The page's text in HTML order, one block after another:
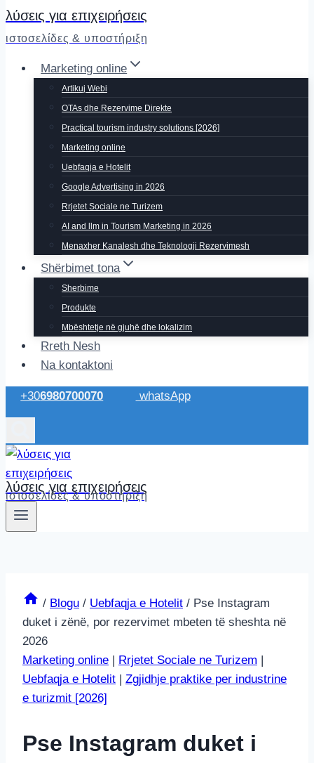
λύσεις για επιχειρήσεις
ιστοσελίδες & υποστήριξη
Marketing online
Artikuj Webi
OTAs dhe Rezervime Direkte
Practical tourism industry solutions [2026]
Marketing online
Uebfaqja e Hotelit
Google Advertising in 2026
Rrjetet Sociale ne Turizem
AI and llm in Tourism Marketing in 2026
Menaxher Kanalesh dhe Teknologji Rezervimesh
Shërbimet tona
Sherbime
Produkte
Mbështetje në gjuhë dhe lokalizim
Rreth Nesh
Na kontaktoni
+306980700070 whatsApp
λύσεις για επιχειρήσεις
ιστοσελίδες & υποστήριξη
/ Blogu / Uebfaqja e Hotelit / Pse Instagram
duket i zënë, por rezervimet mbeten të sheshta në
2026
Marketing online
Rrjetet Sociale ne Turizem
Uebfaqja e Hotelit
Zgjidhje praktike per industrine
e turizmit [2026]
Pse Instagram duket i